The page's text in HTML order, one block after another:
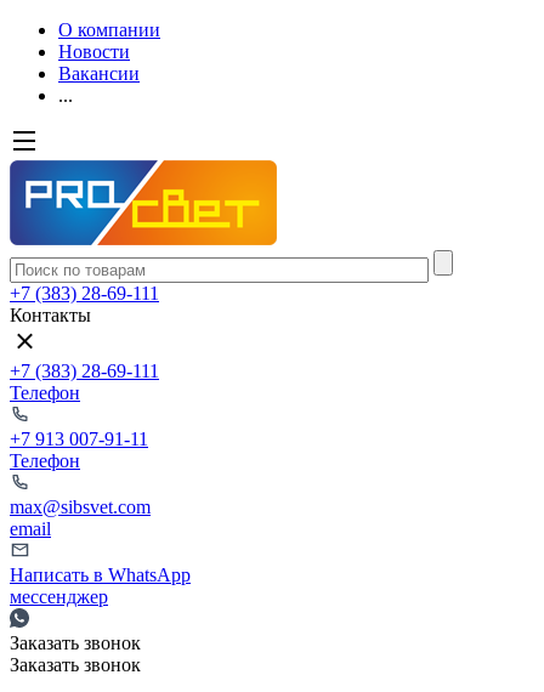
О компании
Новости
Вакансии
...
+7 (383) 28-69-111
Контакты
+7 (383) 28-69-111
Телефон
+7 913 007-91-11
Телефон
max@sibsvet.com
email
Написать в WhatsApp
мессенджер
Заказать звонок
Заказать звонок